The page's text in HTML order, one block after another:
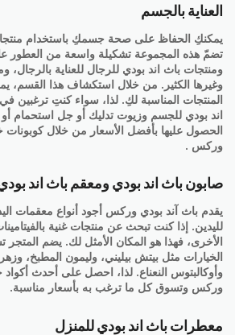
العناية بالجسم
يمكنكِ الحفاظ على صحة جسمكِ باستخدام
تضمّ هذه المجموعة تشكيلة واسعة من العطور
ومنتجات باث اند بودي للرجال للعناية بالرجال،
وغيرها الكثير. من خلال استكشاف هذا القسم،
المنتجات المناسبة لكِ. لذا، سواء كنتِ ترغبين
اند بودي للجسم وزيوت تدليك أو جل استحمام
الحصول عليها بأفضل الأسعار من خلال
وركس .
صابون باث اند بودي ومعقم باث اند
يقدم باث آند بودي وركس أجود أنواع معقمات
لليدين. إذا كنت تبحث عن منتجات غنية
الأخرى، فهذا هو المكان الأمثل لك. يضم
الخيارات مثل بيتش بيليني، وليمون المطبخ، وزهر
وأوكالبتوس النعناع. لذا، احصل على أحدث
وركس وتسوق كل ما ترغب به بأسعار مناسبة.
معطرات باث اند بودي للمنزل